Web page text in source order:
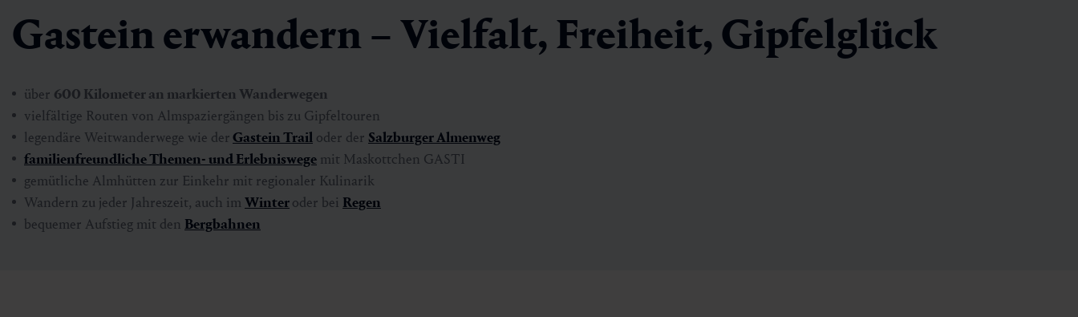
Gastein erwandern – Vielfalt, Freiheit, Gipfelglück
über 600 Kilometer an markierten Wanderwegen
vielfältige Routen von Almspaziergängen bis zu Gipfeltouren
legendäre Weitwanderwege wie derGastein Trail oder der Salzburger Almenweg
familienfreundliche Themen- und Erlebniswege mit Maskottchen GASTI
gemütliche Almhütten zur Einkehr mit regionaler Kulinarik
Wandern zu jeder Jahreszeit, auch im Winteroder bei Regen
bequemer Aufstieg mit den Bergbahnen